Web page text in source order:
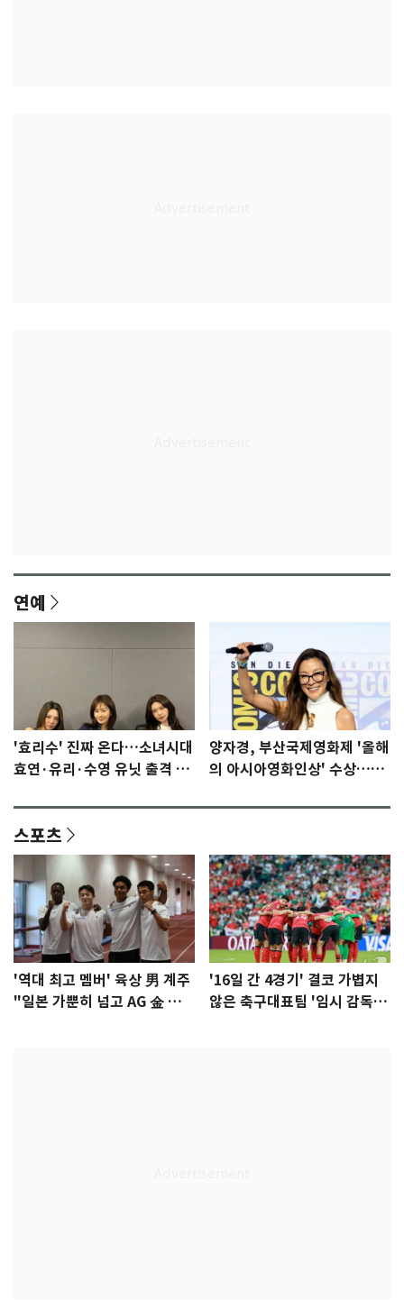
연예
'효리수' 진짜 온다…소녀시대
효연·유리·수영 유닛 출격 [N
양자경, 부산국제영화제 '올해
의 아시아영화인상' 수상…15
스포츠
'역대 최고 멤버' 육상 男 계주
"일본 가뿐히 넘고 AG 金 따겠
'16일 간 4경기' 결코 가볍지
않은 축구대표팀 '임시 감독'